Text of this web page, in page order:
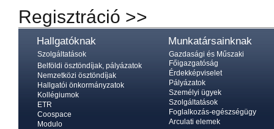
Regisztráció >>
Hallgatóknak
Szolgáltatások
Belföldi ösztöndíjak, pályázatok
Nemzetközi ösztöndíjak
Hallgatói önkormányzatok
Kollégiumok
ETR
Coospace
Modulo
Munkatársainknak
Gazdasági és Műszaki
Főigazgatóság
Érdekképviselet
Pályázatok
Személyi ügyek
Szolgáltatások
Foglalkozás-egészségügy
Arculati elemek